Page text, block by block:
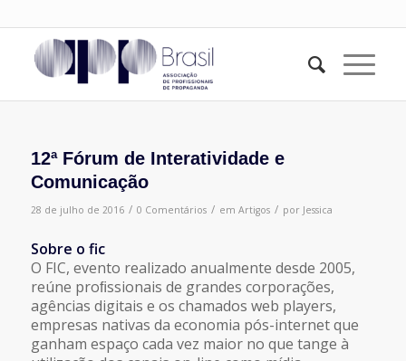
12ª Fórum de Interatividade e
Comunicação
28 de julho de 2016 / 0 Comentários / em Artigos / por Jessica
Sobre o fic
O FIC, evento realizado anualmente desde 2005,
reúne proﬁssionais de grandes corporações,
agências digitais e os chamados web players,
empresas nativas da economia pós-internet que
ganham espaço cada vez maior no que tange à